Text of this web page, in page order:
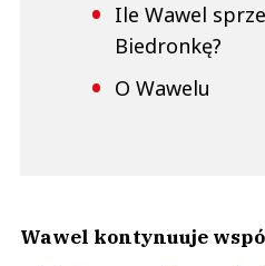
Ile Wawel
Biedronkę?
O Wawelu
Wawel kontynuuje